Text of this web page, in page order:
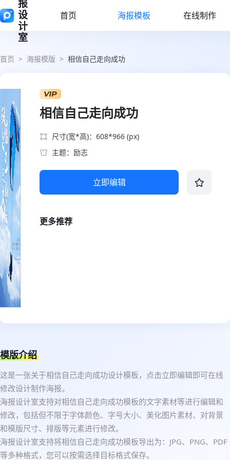
报
设
计
室
首页 海报模板 在线制作
首页 > 海报模版 > 相信自己走向成功
相信自己走向成功
尺寸(宽*高)：608*966 (px)
主题：励志
立即编辑
更多推荐
模版介绍
这是一张关于相信自己走向成功设计模板，点击立即编辑即可在线
修改设计制作海报。
海报设计室支持对相信自己走向成功模板的文字素材等进行编辑和
修改，包括但不限于字体颜色、字号大小、美化图片素材、对背景
和模版尺寸、排版等元素进行修改。
海报设计室支持将相信自己走向成功模板导出为：JPG、PNG、PDF
等多种格式，您可以按需选择目标格式保存。